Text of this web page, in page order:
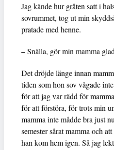
Jag kände hur gråten satt i
sovrummet, tog ut min
pratade med henne.
– Snälla, gör min mamma
Det dröjde länge innan
tiden som hon sov vågade
för att jag var rädd för
för att förstöra, för trots min
mamma inte mådde bra just
semester sårat mamma och
han kom hem igen. Så jag